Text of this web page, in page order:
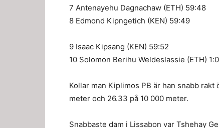
7 Antenayehu Dagnachaw (ETH) 59:48
8 Edmond Kipngetich (KEN) 59:49
9 Isaac Kipsang (KEN) 59:52
10 Solomon Berihu Weldeslassie (ETH)
Kollar man Kiplimos PB är han snabb
meter och 26.33 på 10 000 meter.
Snabbaste dam i Lissabon var Tshehay